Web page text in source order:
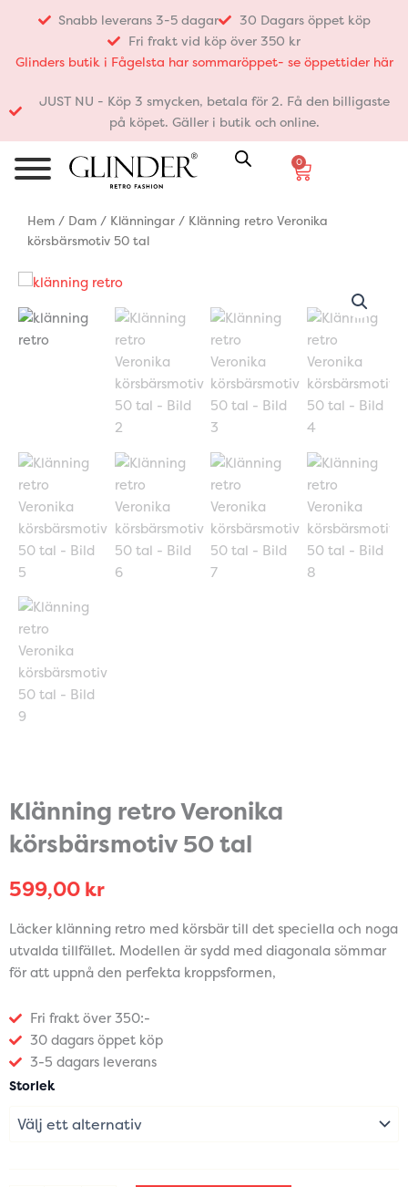
innehåll
Snabb leverans 3-5 dagar
30 Dagars öppet köp
Fri frakt vid köp över 350 kr
Glinders butik i Fågelsta har sommaröppet- se öppettider här
JUST NU - Köp 3 smycken, betala för 2. Få den billigaste
på köpet. Gäller i butik och online.
0
Varukorg
Hem / Dam / Klänningar / Klänning retro Veronika
körsbärsmotiv 50 tal
Klänning retro Veronika
körsbärsmotiv 50 tal
599,00 kr
Läcker klänning retro med körsbär till det speciella och noga
utvalda tillfället. Modellen är sydd med diagonala sömmar
för att uppnå den perfekta kroppsformen,
Fri frakt över 350:-
30 dagars öppet köp
3-5 dagars leverans
Storlek
Klänning
Veronika
körsbärsmotiv